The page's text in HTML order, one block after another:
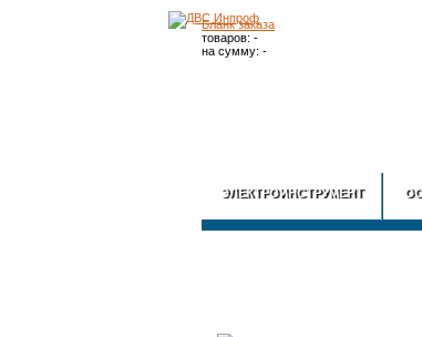
Бланк заказа
товаров: -
на сумму: -
ЭЛЕКТРОИНСТРУМЕНТ